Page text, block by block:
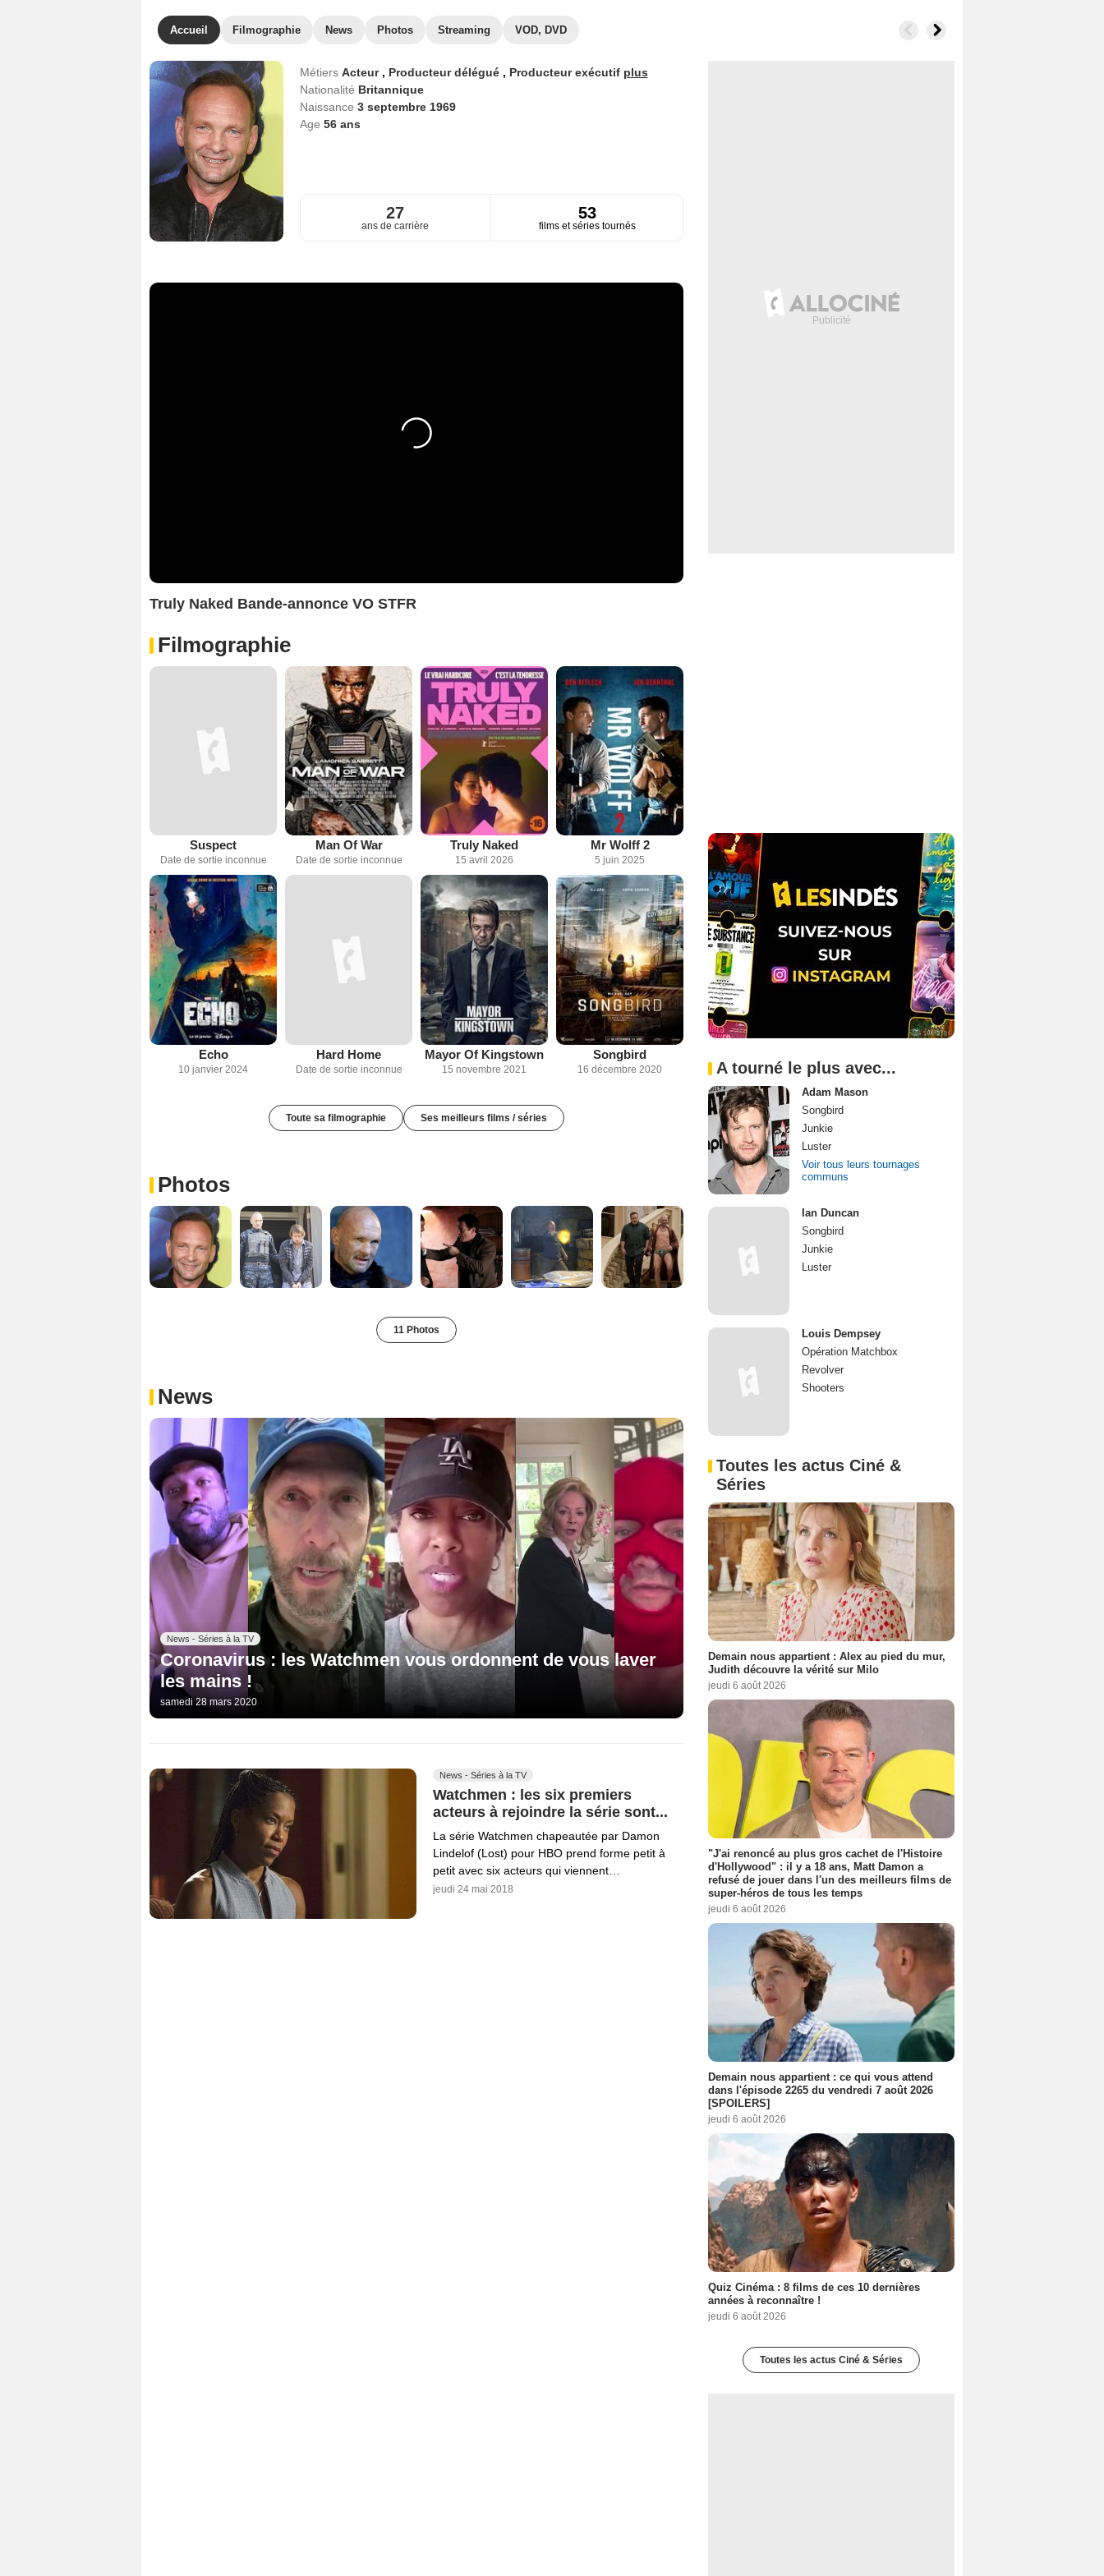
Accueil Filmographie News Photos Streaming VOD, DVD
Métiers Acteur , Producteur délégué , Producteur exécutif plus
Nationalité Britannique
Naissance 3 septembre 1969
Age 56ans
27
ans de carrière
53
films et séries tournés
Truly Naked Bande-annonce VO STFR
Filmographie
Suspect
Date de sortie inconnue
Man Of War
Date de sortie inconnue
Truly Naked
15 avril 2026
Mr Wolff 2
5 juin 2025
Echo
10 janvier 2024
Hard Home
Date de sortie inconnue
Mayor Of Kingstown
15 novembre 2021
Songbird
16 décembre 2020
Toute sa filmographie Ses meilleurs films / séries
Photos
11 Photos
News
News - Séries à la TV
Coronavirus : les Watchmen vous ordonnent de vous laver
les mains !
samedi 28 mars 2020
News - Séries à la TV
Watchmen : les six premiers
acteurs à rejoindre la série sont...
La série Watchmen chapeautée par Damon
Lindelof (Lost) pour HBO prend forme petit à
petit avec six acteurs qui viennent…
jeudi 24 mai 2018
A tourné le plus avec...
Adam Mason
Songbird
Junkie
Luster
Voir tous leurs tournages
communs
Ian Duncan
Songbird
Junkie
Luster
Louis Dempsey
Opération Matchbox
Revolver
Shooters
Toutes les actus Ciné &
Séries
Demain nous appartient : Alex au pied du mur,
Judith découvre la vérité sur Milo
jeudi 6 août 2026
"J'ai renoncé au plus gros cachet de l'Histoire
d'Hollywood" : il y a 18 ans, Matt Damon a
refusé de jouer dans l'un des meilleurs films de
super-héros de tous les temps
jeudi 6 août 2026
Demain nous appartient : ce qui vous attend
dans l'épisode 2265 du vendredi 7 août 2026
[SPOILERS]
jeudi 6 août 2026
Quiz Cinéma : 8 films de ces 10 dernières
années à reconnaître !
jeudi 6 août 2026
Toutes les actus Ciné & Séries